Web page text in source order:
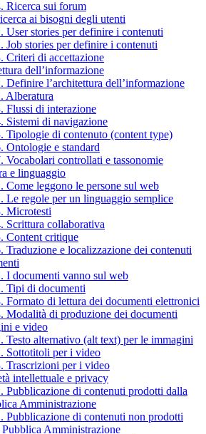
Ricerca sui forum
ai bisogni degli utenti
User stories per definire i contenuti
Job stories per definire i contenuti
Criteri di accettazione
dell’informazione
Definire l’architettura dell’informazione
Alberatura
Flussi di interazione
Sistemi di navigazione
Tipologie di contenuto (content type)
Ontologie e standard
Vocabolari controllati e tassonomie
e linguaggio
Come leggono le persone sul web
Le regole per un linguaggio semplice
Microtesti
Scrittura collaborativa
Content critique
Traduzione e localizzazione dei contenuti
I documenti vanno sul web
Tipi di documenti
Formato di lettura dei documenti elettronici
Modalità di produzione dei documenti
e video
Testo alternativo (alt text) per le immagini
Sottotitoli per i video
Trascrizioni per i video
intellettuale e privacy
Pubblicazione di contenuti prodotti dalla
Amministrazione
Pubblicazione di contenuti non prodotti
Pubblica Amministrazione